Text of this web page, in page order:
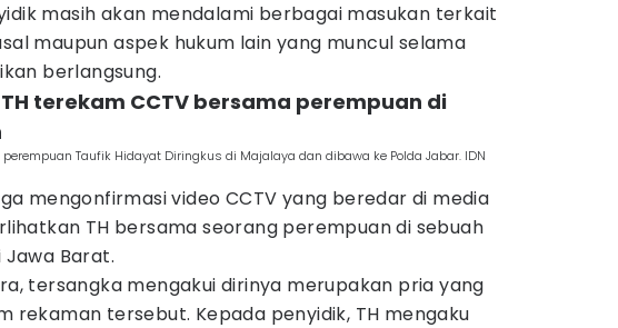
masih akan mendalami berbagai masukan terkait
maupun aspek hukum lain yang muncul selama
berlangsung.
terekam CCTV bersama perempuan di
Taufik Hidayat Diringkus di Majalaya dan dibawa ke Polda Jabar. IDN
mengonfirmasi video CCTV yang beredar di media
TH bersama seorang perempuan di sebuah
Barat.
tersangka mengakui dirinya merupakan pria yang
rekaman tersebut. Kepada penyidik, TH mengaku